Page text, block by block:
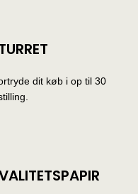
dit køb i op til 30